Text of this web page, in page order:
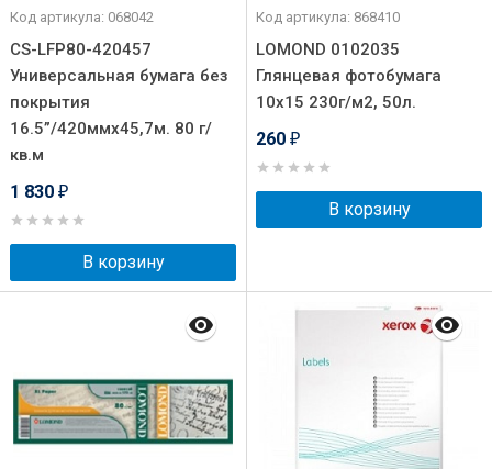
Код артикула: 068042
CS-LFP80-420457
Универсальная бумага без
покрытия
16.5”/420ммх45,7м. 80 г/
кв.м
1 830 ₽
В корзину
Код артикула: 868410
LOMOND 0102035
Глянцевая фотобумага
10x15 230г/м2, 50л.
260 ₽
В корзину